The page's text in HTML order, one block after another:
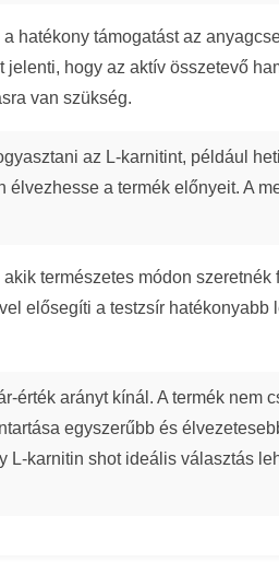
hatékony támogatást az
hogy az aktív összetevő
van szükség.
az L-karnitint, például
a termék előnyeit. A
természetes módon szeretnék
elősegíti a testzsír hatékonyabb
érték arányt kínál. A termék nem
egyszerűbb és
L-karnitin shot ideális választás